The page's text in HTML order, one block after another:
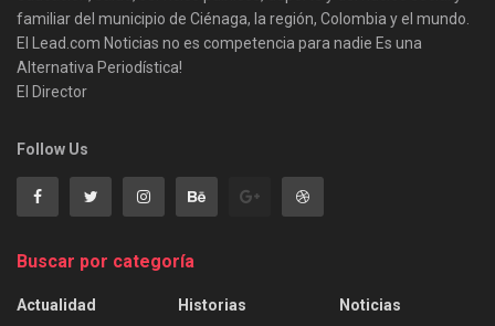
familiar del municipio de Ciénaga, la región, Colombia y el mundo.
El Lead.com Noticias no es competencia para nadie Es una
Alternativa Periodística!
El Director
Follow Us
Buscar por categoría
Actualidad
Historias
Noticias